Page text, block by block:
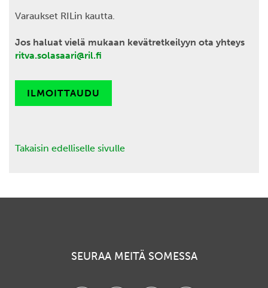
Varaukset RILin kautta.
Jos haluat vielä mukaan kevätretkeilyyn ota yhteys
ritva.solasaari@ril.fi
ILMOITTAUDU
Takaisin edelliselle sivulle
SEURAA MEITÄ SOMESSA